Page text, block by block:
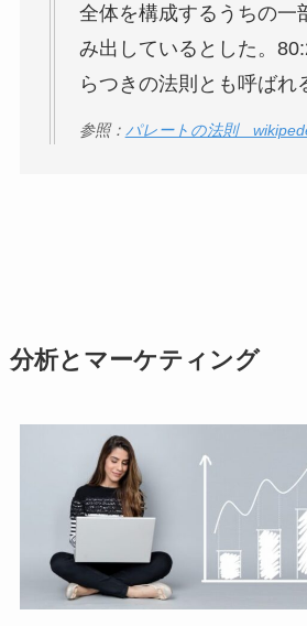
全体を構成するうちの一
み出しているとした。
らつきの法則とも呼ばれ
参照： パレートの法則
分析とマーケティング